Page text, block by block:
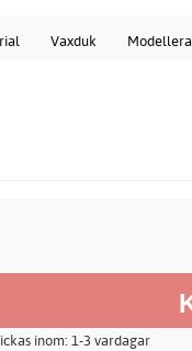
Vaxduk Modellera
inom: 1-3 vardagar